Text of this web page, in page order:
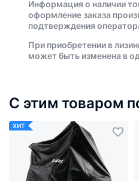
Информация о наличии
оформление заказа
подтверждения
При приобретении в
может быть изменена в
С этим товаром
ХИТ